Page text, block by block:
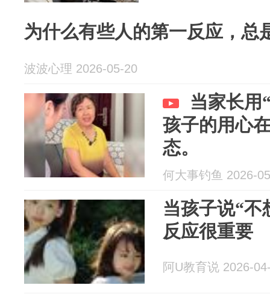
为什么有些人的第一反应，总
波波心理 2026-05-20
当家长用
孩子的用心
态。
何大事钓鱼 2026-
当孩子说“不
反应很重要
阿U教育说 2026-